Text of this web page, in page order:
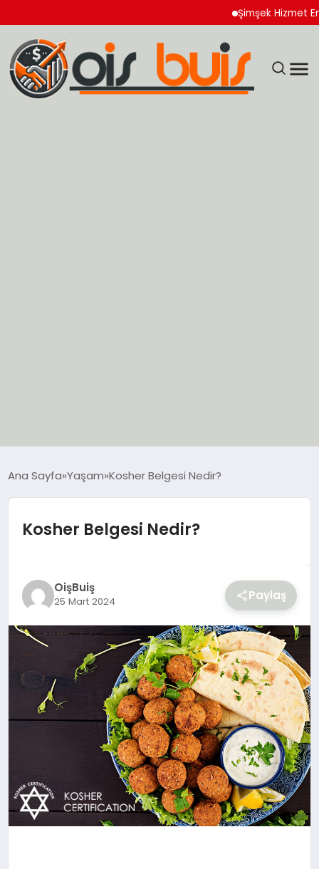
Şimşek Hizmet
EKONOMİ
GÜNCEL
SPOR
YAŞAM
Ana Sayfa Yaşam Kosher Belgesi Nedir?
Kosher Belgesi Nedir?
OişBuiş
25 Mart 2024 Paylaş